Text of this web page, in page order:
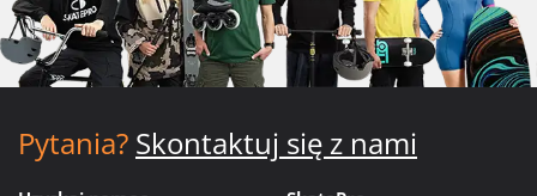
Pytania? Skontaktuj się z nami